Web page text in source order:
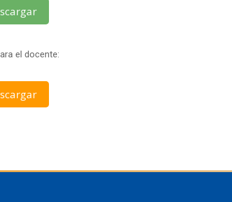
el docente: